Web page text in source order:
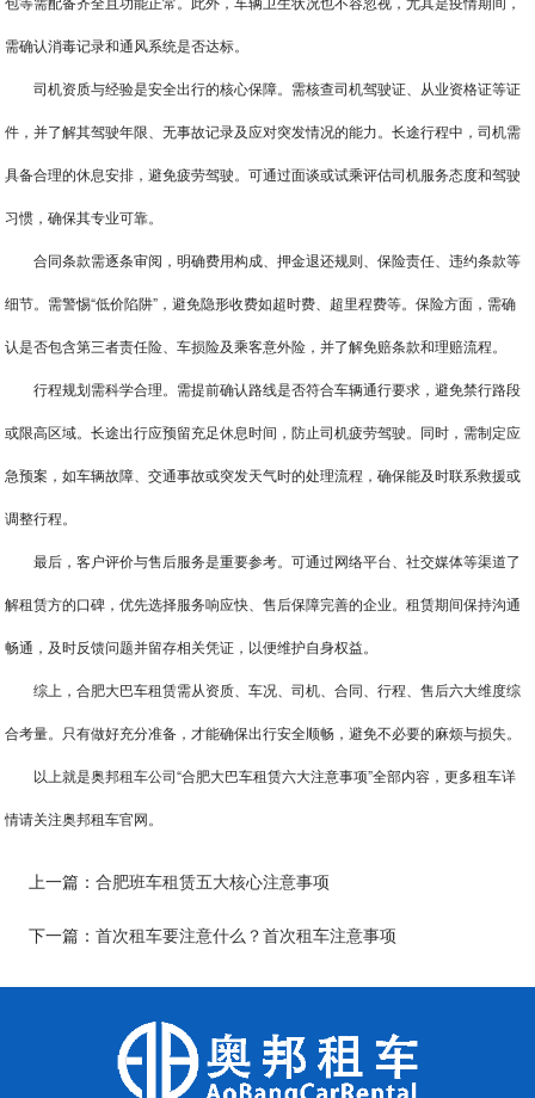
需确认消毒记录和通风系统是否达标。
司机资质与经验是安全出行的核心保障。需核查司机驾驶证、从业资格证等证
件，并了解其驾驶年限、无事故记录及应对突发情况的能力。长途行程中，司机需
具备合理的休息安排，避免疲劳驾驶。可通过面谈或试乘评估司机服务态度和驾驶
习惯，确保其专业可靠。
合同条款需逐条审阅，明确费用构成、押金退还规则、保险责任、违约条款等
细节。需警惕“低价陷阱”，避免隐形收费如超时费、超里程费等。保险方面，需确
认是否包含第三者责任险、车损险及乘客意外险，并了解免赔条款和理赔流程。
行程规划需科学合理。需提前确认路线是否符合车辆通行要求，避免禁行路段
或限高区域。长途出行应预留充足休息时间，防止司机疲劳驾驶。同时，需制定应
急预案，如车辆故障、交通事故或突发天气时的处理流程，确保能及时联系救援或
调整行程。
最后，客户评价与售后服务是重要参考。可通过网络平台、社交媒体等渠道了
解租赁方的口碑，优先选择服务响应快、售后保障完善的企业。租赁期间保持沟通
畅通，及时反馈问题并留存相关凭证，以便维护自身权益。
综上，合肥大巴车租赁需从资质、车况、司机、合同、行程、售后六大维度综
合考量。只有做好充分准备，才能确保出行安全顺畅，避免不必要的麻烦与损失。
以上就是奥邦租车公司“合肥大巴车租赁六大注意事项”全部内容，更多租车详
情请关注奥邦租车官网。
上一篇：合肥班车租赁五大核心注意事项
下一篇：首次租车要注意什么？首次租车注意事项